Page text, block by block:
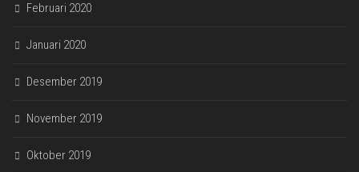
Februari 2020
Januari 2020
Desember 2019
November 2019
Oktober 2019